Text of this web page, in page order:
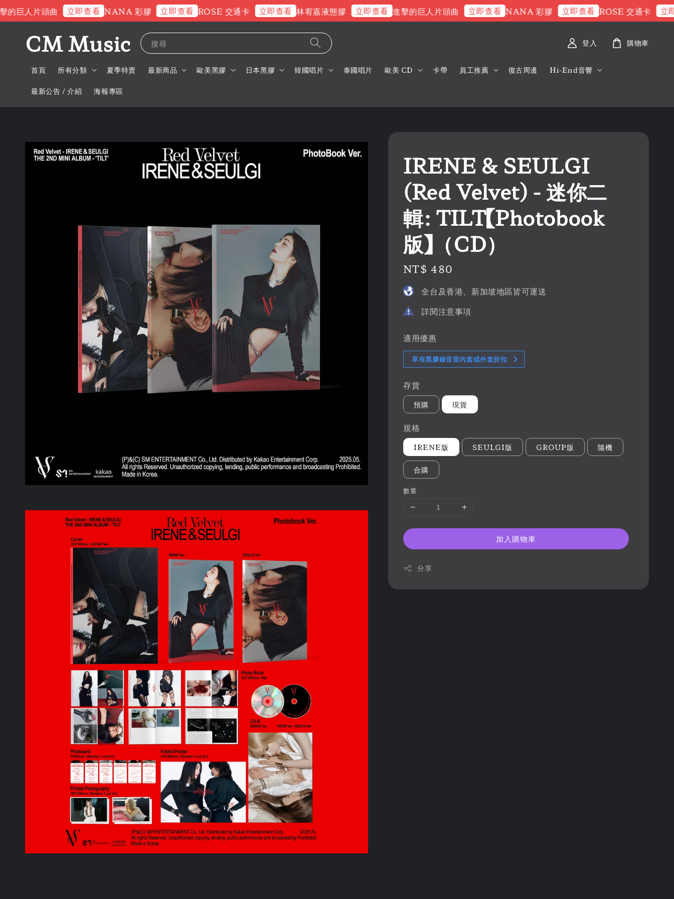
人片頭曲 立即查看 NANA 彩膠 立即查看 ROSE 交通卡 立即查看 林宥嘉液態膠 立即查看 進擊的巨人片頭曲 立即查看 NANA 彩膠 立即查看 ROSE 交通卡 立即查
CM Music 搜尋
首頁 所有分類 夏季特賣 最新商品 歐美黑膠 日本黑膠 韓國唱片 泰國唱片 歐美 CD 卡帶 員工推薦 復古周邊 Hi-End音響
最新公告 / 介紹 海報專區
登入 購物車
IRENE & SEULGI
(Red Velvet) - 迷你二
輯: TILT【Photobook
版】（CD）
Regular
price
NT$ 480
全台及香港、新加坡地區皆可運送
詳閱注意事項
適用優惠
享有黑膠錄音室內套或外套折扣
存貨
預購 現貨
規格
IRENE版 SEULGI版 GROUP版 隨機
合購
數量
加入購物車
分享